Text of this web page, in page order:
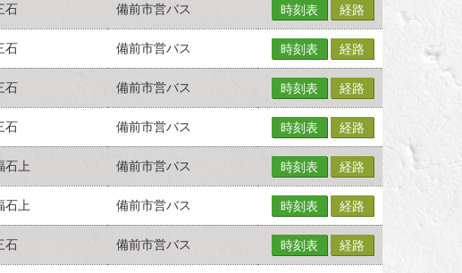
石 備前市営バス 時刻表 経路
石 備前市営バス 時刻表 経路
石 備前市営バス 時刻表 経路
石 備前市営バス 時刻表 経路
石上 備前市営バス 時刻表 経路
石上 備前市営バス 時刻表 経路
石 備前市営バス 時刻表 経路